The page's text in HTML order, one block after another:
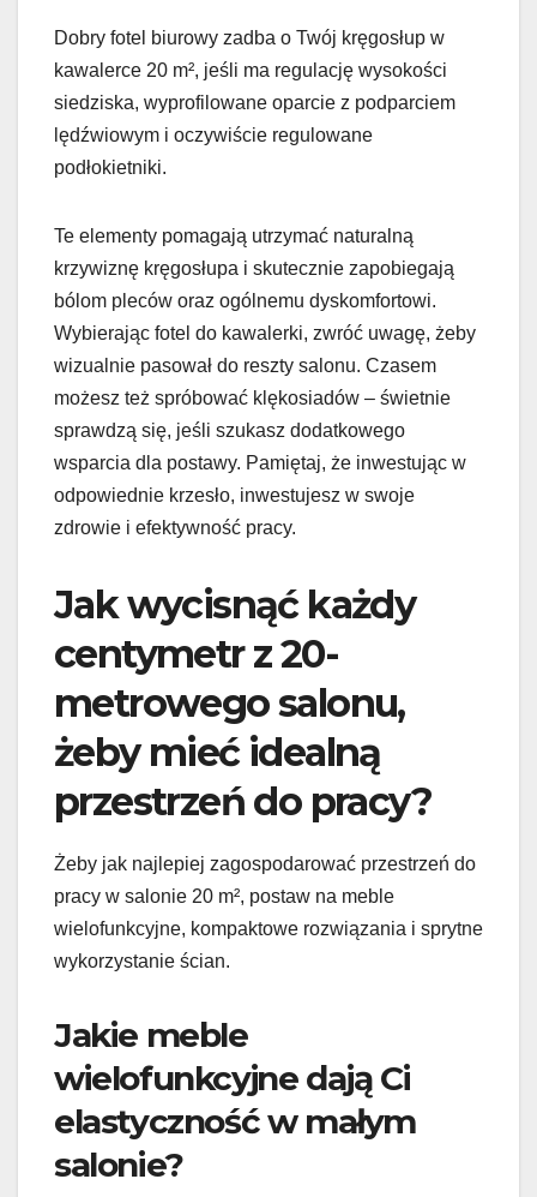
Dobry fotel biurowy zadba o Twój kręgosłup w
kawalerce 20 m², jeśli ma regulację wysokości
siedziska, wyprofilowane oparcie z podparciem
lędźwiowym i oczywiście regulowane
podłokietniki.
Te elementy pomagają utrzymać naturalną
krzywiznę kręgosłupa i skutecznie zapobiegają
bólom pleców oraz ogólnemu dyskomfortowi.
Wybierając fotel do kawalerki, zwróć uwagę, żeby
wizualnie pasował do reszty salonu. Czasem
możesz też spróbować klękosiadów – świetnie
sprawdzą się, jeśli szukasz dodatkowego
wsparcia dla postawy. Pamiętaj, że inwestując w
odpowiednie krzesło, inwestujesz w swoje
zdrowie i efektywność pracy.
Jak wycisnąć każdy
centymetr z 20-
metrowego salonu,
żeby mieć idealną
przestrzeń do pracy?
Żeby jak najlepiej zagospodarować przestrzeń do
pracy w salonie 20 m², postaw na meble
wielofunkcyjne, kompaktowe rozwiązania i sprytne
wykorzystanie ścian.
Jakie meble
wielofunkcyjne dają Ci
elastyczność w małym
salonie?